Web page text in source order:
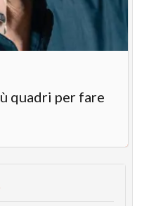
quadri per fare